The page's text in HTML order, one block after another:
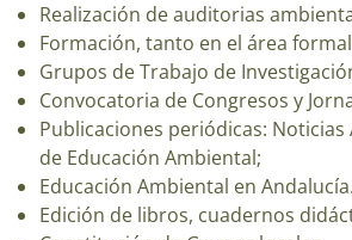
Realización de auditorias
Formación, tanto en el área
Grupos de Trabajo de
Convocatoria de Congresos y
Publicaciones periódicas: Noticias
de Educación Ambiental;
Educación Ambiental en Andalucía.
Edición de libros, cuadernos